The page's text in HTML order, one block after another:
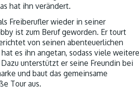
hat ihn verändert.
Freiberufler wieder in seiner
ist zum Beruf geworden. Er tourt
von seinen abenteuerlichen
es ihn angetan, sodass viele weitere
unterstützt er seine Freundin bei
und baut das gemeinsame
Tour aus.